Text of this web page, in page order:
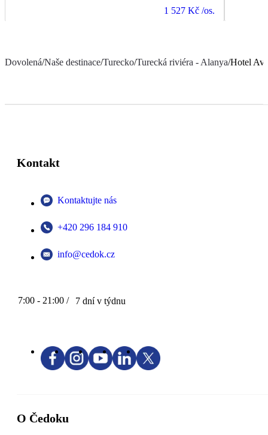
1 527 Kč /os.
Dovolená/Naše destinace/Turecko/Turecká riviéra - Alanya/Hotel
Kontakt
Kontaktujte nás
+420 296 184 910
info@cedok.cz
7:00 - 21:00 / 7 dní v týdnu
O Čedoku